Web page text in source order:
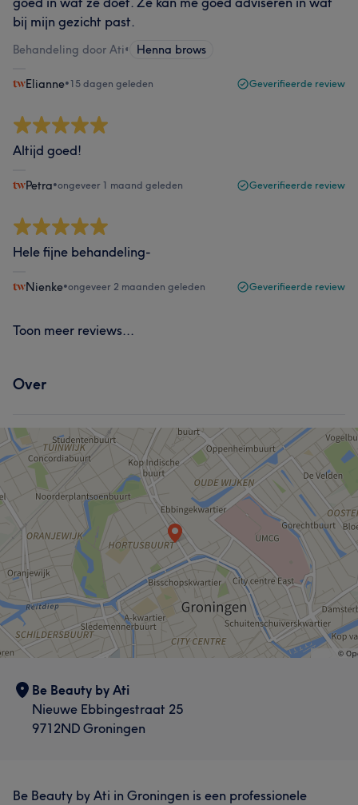
bij mijn gezicht past.
Behandeling door Ati• Henna brows
Elianne•15 dagen geleden Geverifieerde review
Altijd goed!
Petra•ongeveer 1 maand geleden Geverifieerde review
Hele fijne behandeling-
Nienke•ongeveer 2 maanden geleden Geverifieerde review
Toon meer reviews...
Over
Be Beauty by Ati
Nieuwe Ebbingestraat 25
9712ND Groningen
Be Beauty by Ati in Groningen is een professionele